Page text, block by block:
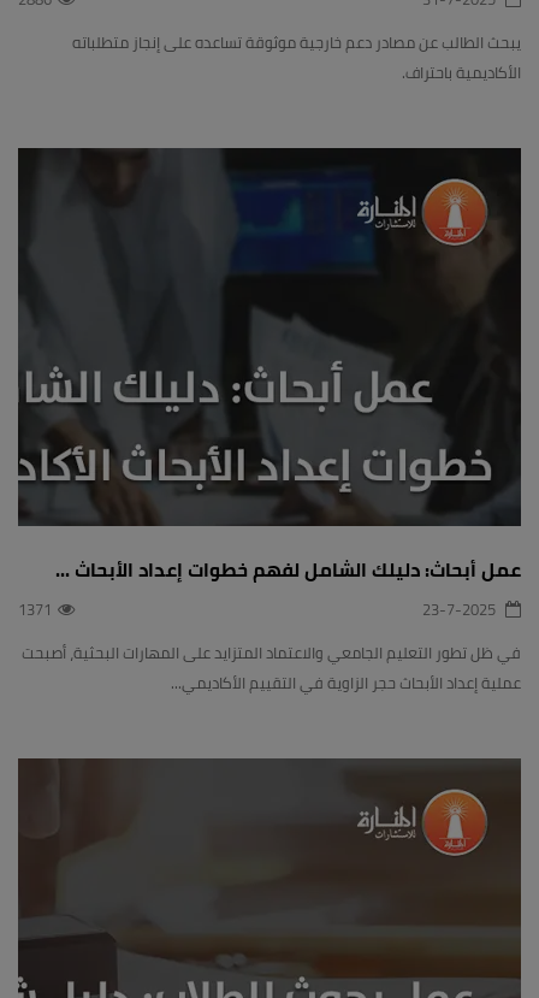
يبحث الطالب عن مصادر دعم خارجية موثوقة تساعده على إنجاز متطلباته
الأكاديمية باحتراف.
عمل أبحاث: دليلك الشامل لفهم خطوات إعداد الأبحاث ...
1371
في ظل تطور التعليم الجامعي والاعتماد المتزايد على المهارات البحثية، أصبحت
عملية إعداد الأبحاث حجر الزاوية في التقييم الأكاديمي...